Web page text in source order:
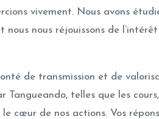
vivement. Nous avons
nous nous réjouissons de
de transmission et de
Tangueando, telles que les
cœur de nos actions. Vos